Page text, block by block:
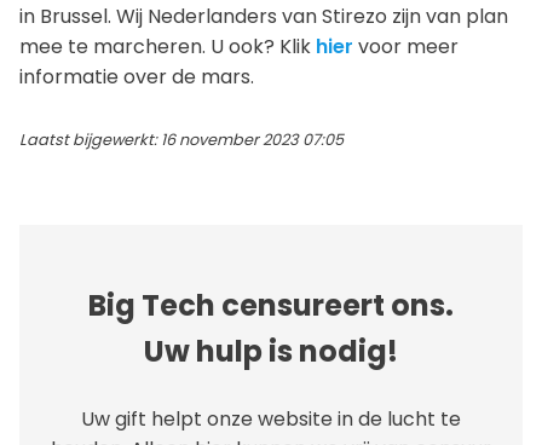
in Brussel. Wij Nederlanders van Stirezo zijn van plan
mee te marcheren. U ook? Klik hier voor meer
informatie over de mars.
Laatst bijgewerkt: 16 november 2023 07:05
Big Tech censureert ons.
Uw hulp is nodig!
Uw gift helpt onze website in de lucht te